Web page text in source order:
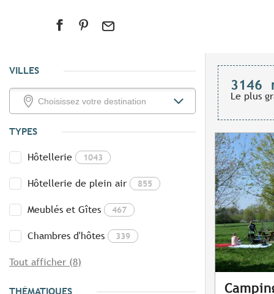
VILLES
TYPES
Hôtellerie 1043
Hôtellerie de plein air 855
Meublés et Gîtes 467
Chambres d'hôtes 339
Tout afficher (8)
THÉMATIQUES
3146
Le plus